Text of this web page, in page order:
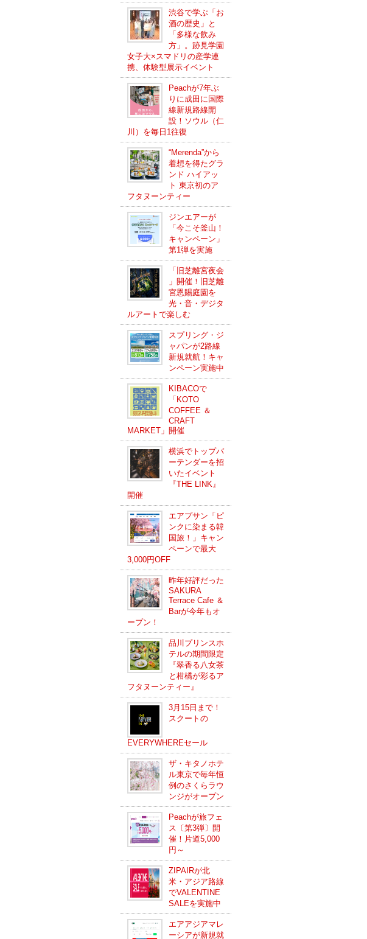
渋谷で学ぶ「お
酒の歴史」と
「多様な飲み
方」。跡見学園
女子大×スマドリの産学連
携、体験型展示イベント
Peachが7年ぶ
りに成田に国際
線新規路線開
設！ソウル（仁
川）を毎日1往復
“Merenda”から
着想を得たグラ
ンド ハイアッ
ト 東京初のア
フタヌーンティー
ジンエアーが
「今こそ釜山！
キャンペーン」
第1弾を実施
「旧芝離宮夜会
」開催！旧芝離
宮恩賜庭園を
光・音・デジタ
ルアートで楽しむ
スプリング・ジ
ャパンが2路線
新規就航！キャ
ンペーン実施中
KIBACOで
「KOTO
COFFEE ＆
CRAFT
MARKET」開催
横浜でトップバ
ーテンダーを招
いたイベント
『THE LINK』
開催
エアプサン「ピ
ンクに染まる韓
国旅！」キャン
ペーンで最大
3,000円OFF
昨年好評だった
SAKURA
Terrace Cafe ＆
Barが今年もオ
ープン！
品川プリンスホ
テルの期間限定
『翠香る八女茶
と柑橘が彩るア
フタヌーンティー』
3月15日まで！
スクートの
EVERYWHEREセール
ザ・キタノホテ
ル東京で毎年恒
例のさくらラウ
ンジがオープン
Peachが旅フェ
ス〔第3弾〕開
催！片道5,000
円～
ZIPAIRが北
米・アジア路線
でVALENTINE
SALEを実施中
エアアジアマレ
ーシアが新規就